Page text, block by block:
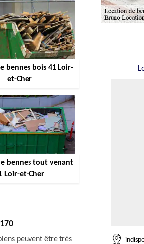
bennes bois 41 Loir-
et-Cher
bennes tout venant
Loir-et-Cher
peuvent être très